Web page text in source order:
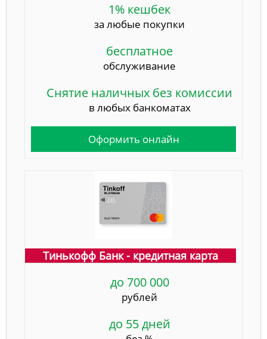
1% кешбек
за любые покупки
бесплатное
обслуживание
Снятие наличных без комиссии
в любых банкоматах
Оформить онлайн
Тинькофф Банк - кредитная карта
до 700 000
рублей
до 55 дней